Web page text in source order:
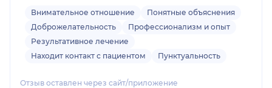
Внимательное отношение
Понятные объяснения
Доброжелательность
Профессионализм и опыт
Результативное лечение
Находит контакт с пациентом
Пунктуальность
Отзыв оставлен через сайт/приложение